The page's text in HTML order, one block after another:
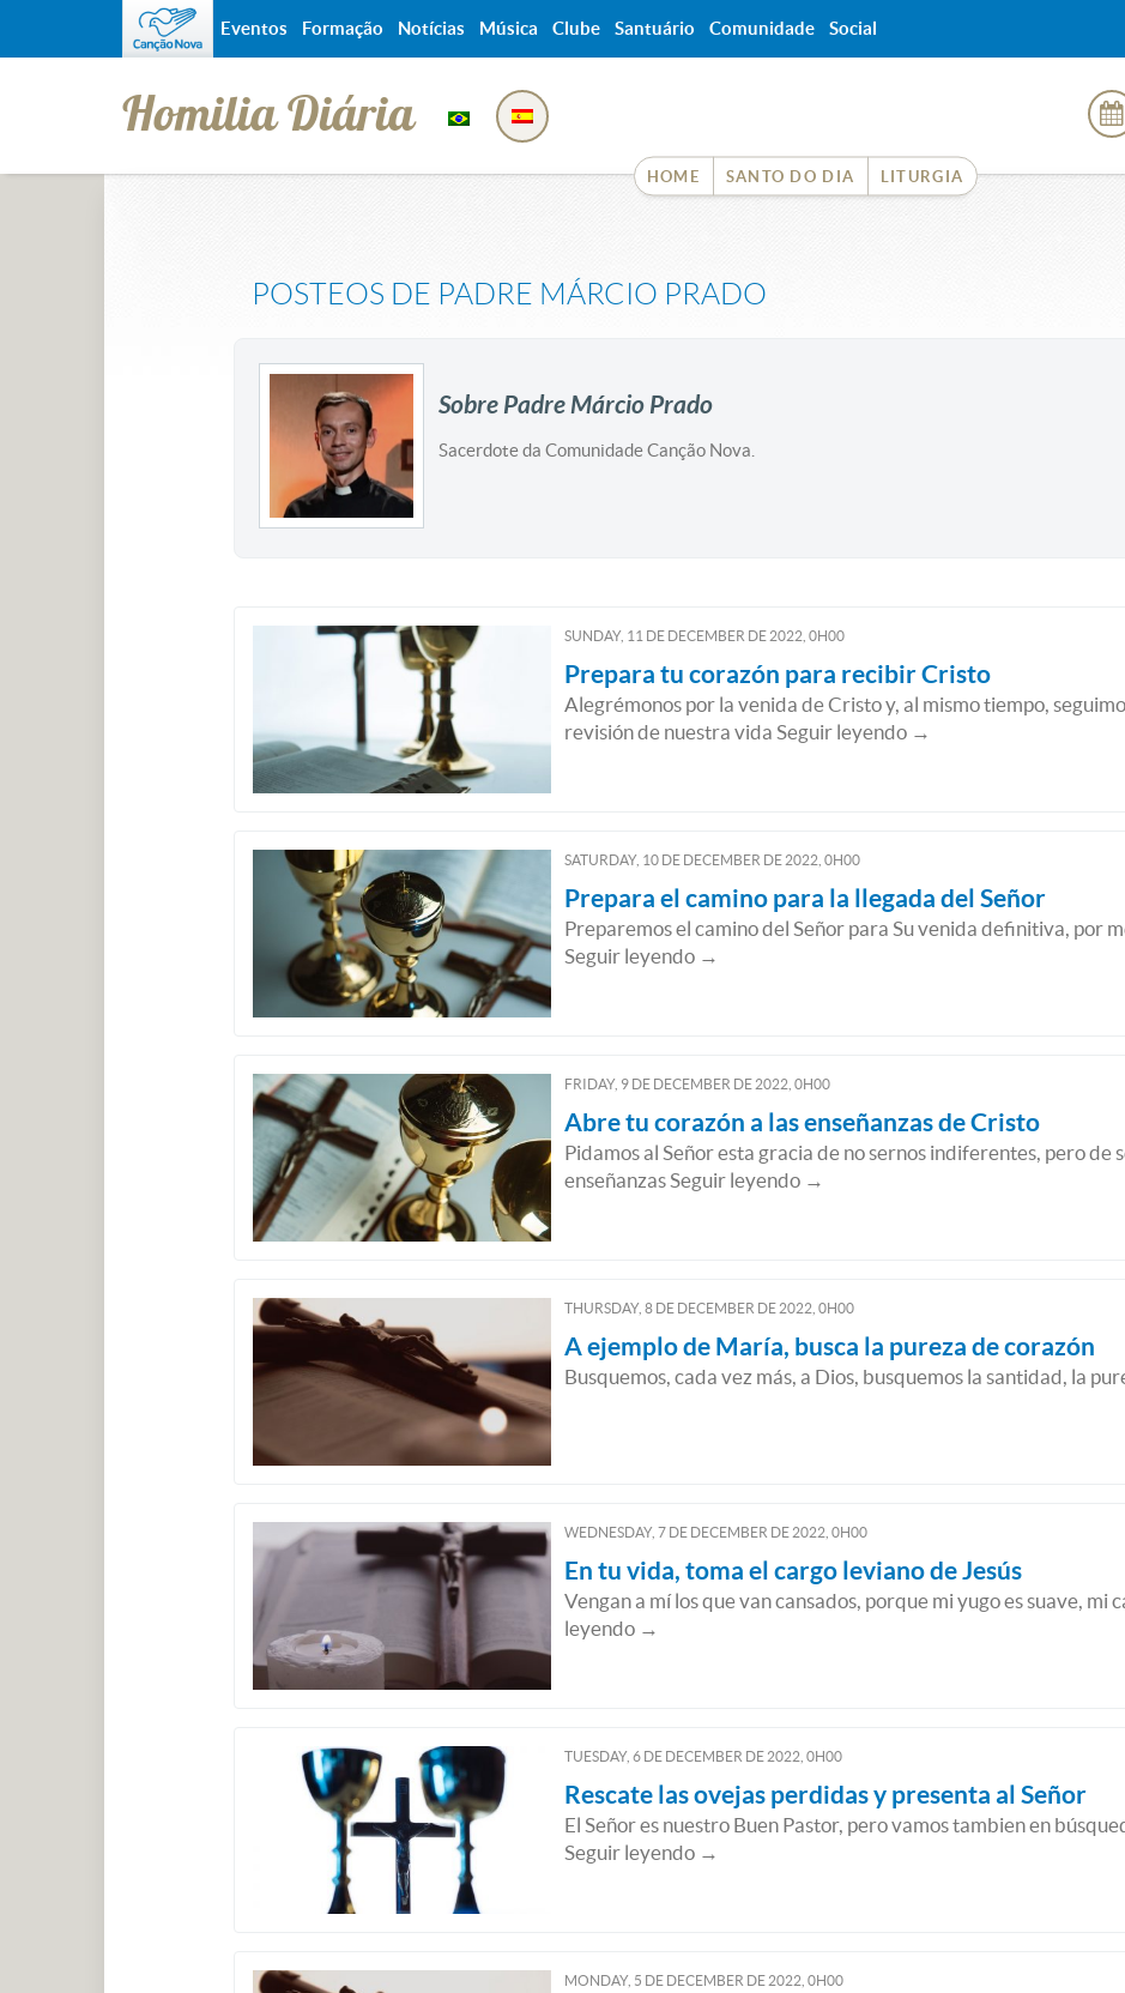
Homilia Diária
HOME SANTO DO DIA LITURGIA
POSTEOS DE PADRE MÁRCIO PRADO
Sobre Padre Márcio Prado
Sacerdote da Comunidade Canção Nova.
SUNDAY, 11 DEDECEMBER DE2022, 0H00
Prepara tu corazón para recibir Cristo
Alegrémonos por la venida de Cristo y, al mismo tiempo,
revisión de nuestra vida Seguir leyendo →
SATURDAY, 10DEDECEMBER DE2022, 0H00
Prepara el camino para la llegada del Señor
Preparemos el camino del Señor para Su venida definitiva, por
Seguir leyendo →
FRIDAY, 9DEDECEMBER DE2022, 0H00
Abre tu corazón a las enseñanzas de Cristo
Pidamos al Señor esta gracia de no sernos indiferentes, pero de
enseñanzas Seguir leyendo →
THURSDAY, 8DEDECEMBER DE2022, 0H00
A ejemplo de María, busca la pureza de corazón
Busquemos, cada vez más, a Dios, busquemos la santidad, la
WEDNESDAY, 7DEDECEMBER DE2022, 0H00
En tu vida, toma el cargo leviano de Jesús
Vengan a mí los que van cansados, porque mi yugo es suave, mi
leyendo →
TUESDAY, 6DEDECEMBER DE2022, 0H00
Rescate las ovejas perdidas y presenta al Señor
El Señor es nuestro Buen Pastor, pero vamos tambien en
Seguir leyendo →
MONDAY, 5 DEDECEMBER DE2022, 0H00
Eventos Formação Notícias Música Clube Santuário Comunidade Social